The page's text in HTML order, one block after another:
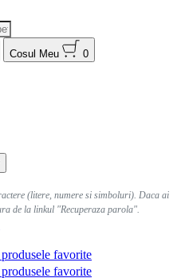
Cosul Meu
0
(litere, numere si simboluri). Daca ai
de la linkul "Recuperaza parola".
favorite
favorite